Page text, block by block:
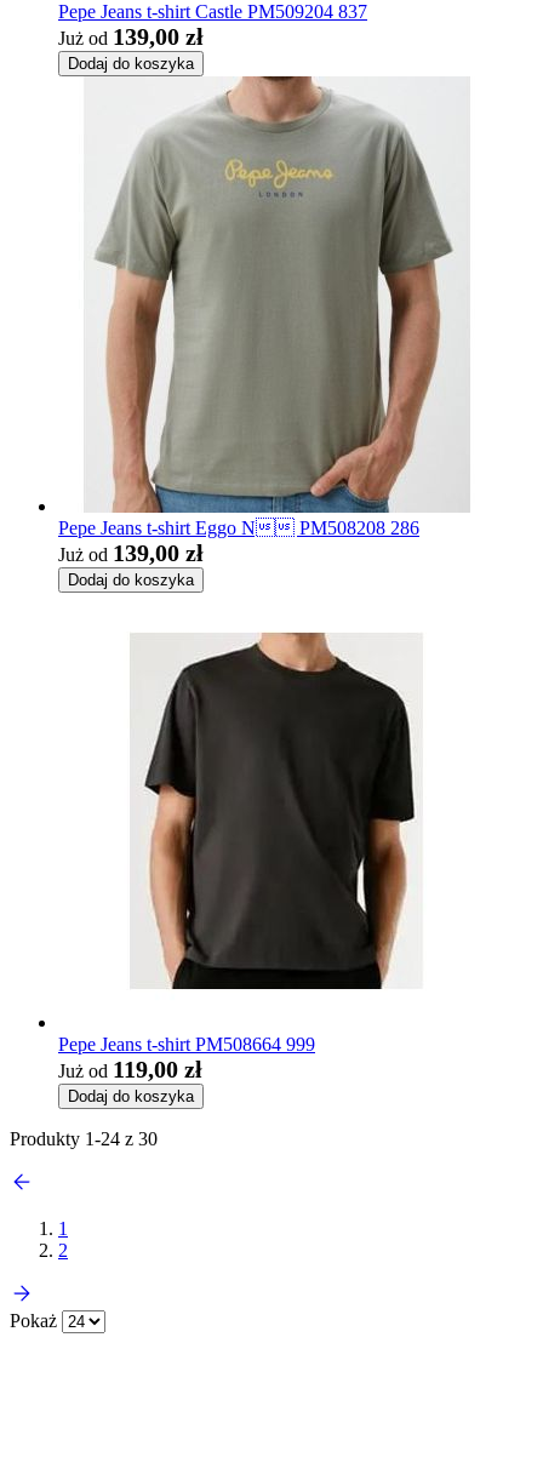
Pepe Jeans t-shirt Castle PM509204 837
Już od 139,00 zł
Dodaj do koszyka
Pepe Jeans t-shirt Eggo N PM508208 286
Już od 139,00 zł
Dodaj do koszyka
Pepe Jeans t-shirt PM508664 999
Już od 119,00 zł
Dodaj do koszyka
Produkty 1-24 z 30
1
2
Pokaż